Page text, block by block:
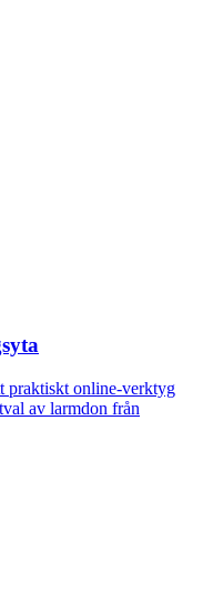
praktiskt online-verktyg
av larmdon från